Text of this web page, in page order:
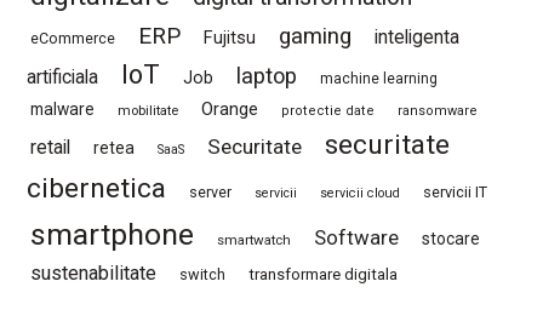
eCommerce ERP Fujitsu gaming
inteligenta
artificiala
IoT Job laptop machine learning
malware mobilitate Orange protectie date ransomware
retail retea SaaS Securitate
securitate
cibernetica
server servicii servicii cloud servicii IT
smartphone smartwatch Software stocare
sustenabilitate switch transformare digitala